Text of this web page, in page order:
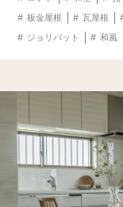
板金屋根
瓦屋根
ジョリパット
和風